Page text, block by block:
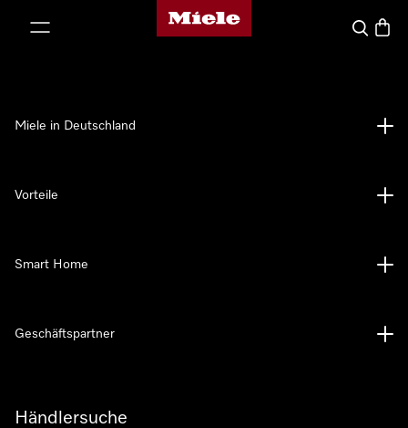
Miele-Homepage
Suche
Händlersuche
Miele in Deutschland
Vorteile
Smart Home
Geschäftspartner